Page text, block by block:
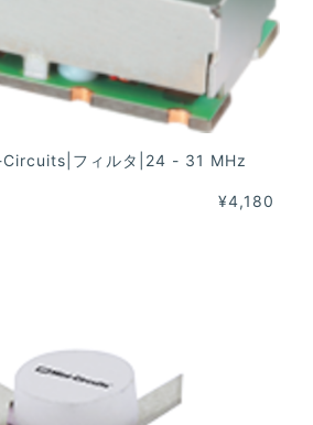
フィルタ|24 - 31 MHz
¥4,180